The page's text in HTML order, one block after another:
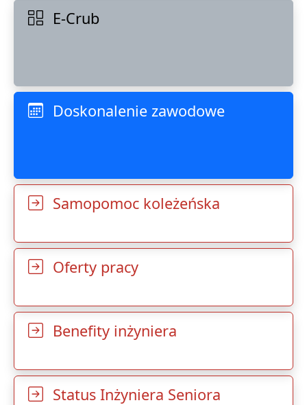
E-Crub
Doskonalenie zawodowe
Samopomoc koleżeńska
Oferty pracy
Benefity inżyniera
Status Inżyniera Seniora